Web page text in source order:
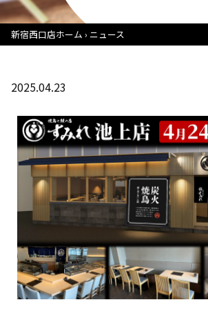
新宿西口店ホーム ニュース
2025.04.23